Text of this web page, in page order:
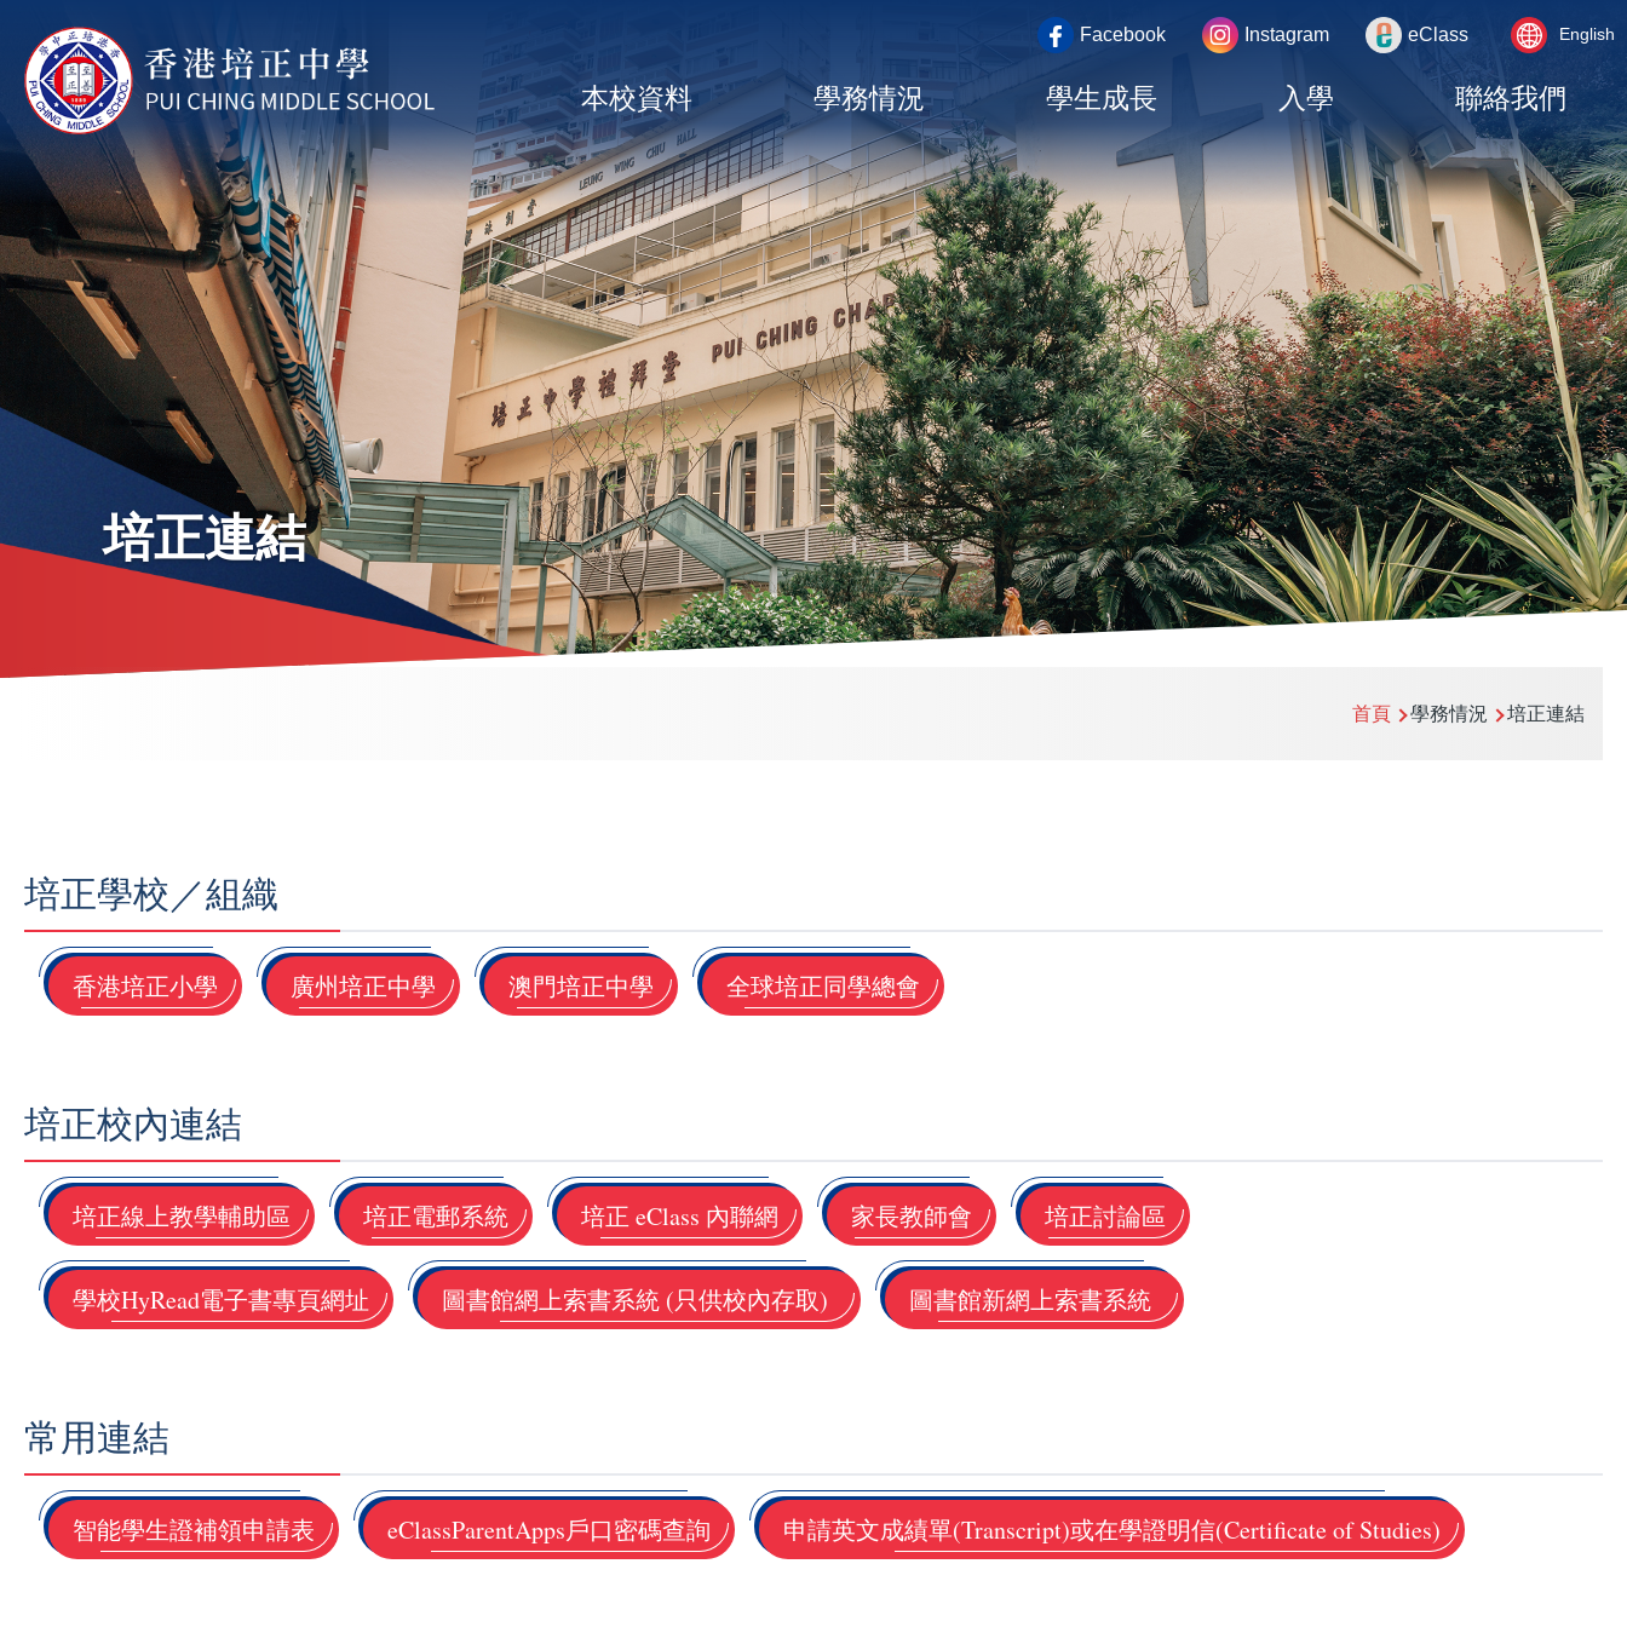
top_area
Facebook Instagram eClass
Language
switcher
English
navigation
本校資料 學務情況 學生成長 入學 聯絡我們
培正連結
導
首頁 學務情況 培正連結
培正學校／組織
香港培正小學 廣州培正中學 澳門培正中學 全球培正同學總會
培正校內連結
培正線上教學輔助區 培正電郵系統 培正 eClass 內聯網 家長教師會 培正討論區
學校HyRead電子書專頁網址 圖書館網上索書系統 (只供校內存取) 圖書館新網上索書系統
常用連結
智能學生證補領申請表 eClassParentApps戶口密碼查詢 申請英文成績單(Transcript)或在學證明信(Certificate of Studies)